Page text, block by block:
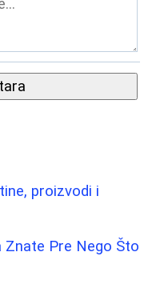
proizvodi i
Znate Pre Nego Što